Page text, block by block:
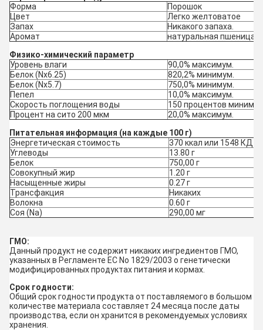
Форма
Порошок
Цвет
Легко желтоватое
Запах
Никакого запаха.
Аромат
натуральная пшеница
Физико-химический параметр
Уровень влаги
90,0% максимум.
Белок (Nx6.25)
820,2% минимум.
Белок (Nx5.7)
750,0% минимум.
Пепел
10,0% максимум.
Скорость поглощения воды
150 процентов
Процент на сито 200 мкм
20,0% максимум.
Питательная информация (на каждые 100 г)
Энергетическая стоимость
370 ккал или 1548 КД
Углеводы
13.80 г
Белок
750,00 г
Совокупный жир
1.20 г
Насыщенные жиры
0.27 г
Трансфакция
Никаких
Волокна
0.60 г
Соя (Na)
290,00 мг
ГМО:
Данный продукт не содержит никаких ингредиентов ГМО,
указанных в Регламенте ЕС No 1829/2003 о генетически
модифицированных продуктах питания и кормах.
Срок годности:
Общий срок годности продукта от поставляемого в большом
количестве материала составляет 24 месяца после даты
производства, если он хранится в рекомендуемых условиях
хранения.